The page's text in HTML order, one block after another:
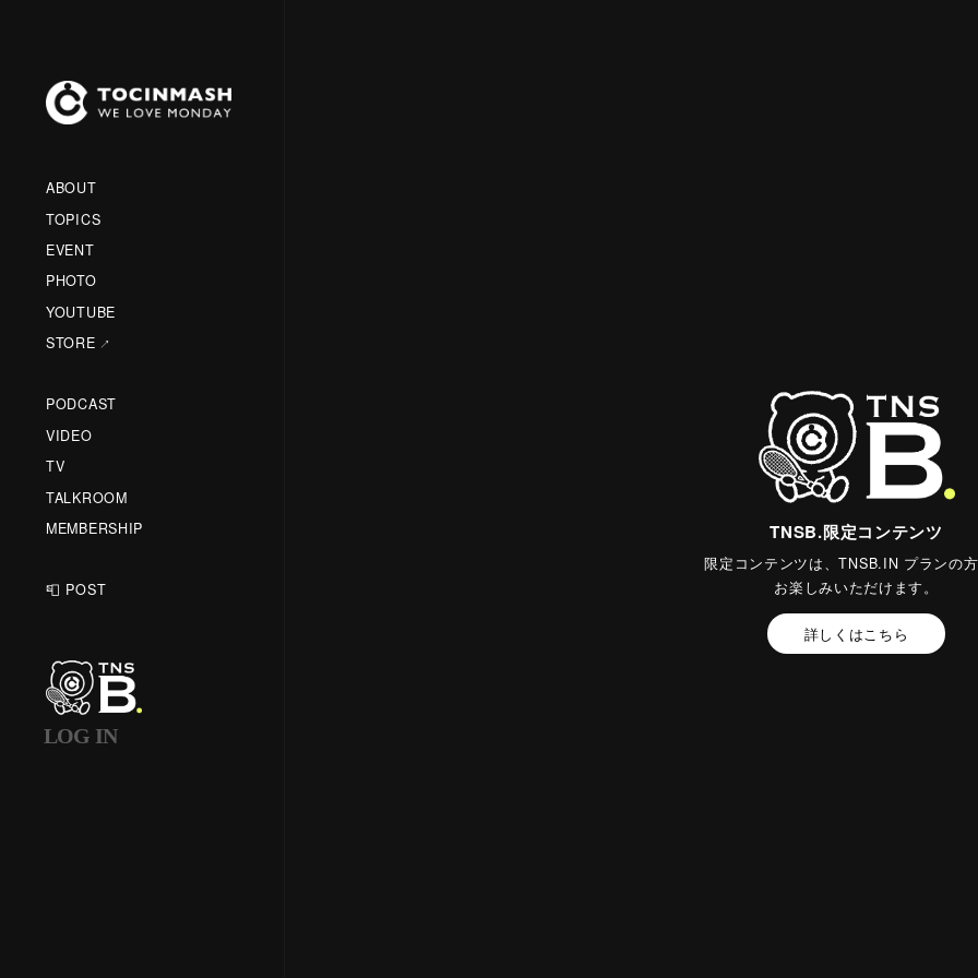
ABOUT
TOPICS
EVENT
PHOTO
YOUTUBE
STORE
PODCAST
VIDEO
TV
TALKROOM
MEMBERSHIP
📮 POST
LOG IN
TNSB.限定コンテンツ
限定コンテンツは、TNSB.IN プランの
お楽しみいただけます。
詳しくはこちら